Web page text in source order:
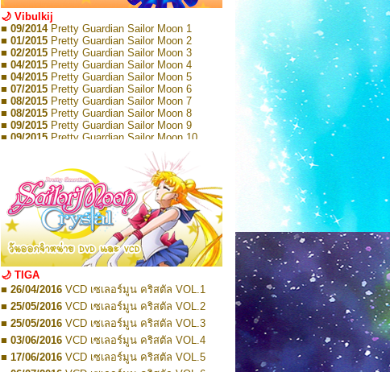
🌙 Vibulkij
■ 09/2014 Pretty Guardian Sailor Moon 1
■ 01/2015 Pretty Guardian Sailor Moon 2
■ 02/2015 Pretty Guardian Sailor Moon 3
■ 04/2015 Pretty Guardian Sailor Moon 4
■ 04/2015 Pretty Guardian Sailor Moon 5
■ 07/2015 Pretty Guardian Sailor Moon 6
■ 08/2015 Pretty Guardian Sailor Moon 7
■ 08/2015 Pretty Guardian Sailor Moon 8
■ 09/2015 Pretty Guardian Sailor Moon 9
■ 09/2015 Pretty Guardian Sailor Moon 10
Pretty Guardian Sailor Moon 11
Pretty Guardian Sailor Moon 12
Pretty Guardian Sailor Moon Short
Stories 1
■ 09/2018Pretty Guardian Sailor Moon Short
Stories 2
■ 01/2022Pretty Guardian Sailor Moon Eternal
Edition 1
■ 01/2022Pretty Guardian Sailor Moon Eternal
Edition 2
■ 03/2022Pretty Guardian Sailor Moon Eternal
Edition 3
■ 03/2022Pretty Guardian Sailor Moon Eternal
Edition 4
■ 07/2022Pretty Guardian Sailor Moon Eternal
Edition 5
■ 07/2022Pretty Guardian Sailor Moon Eternal
Edition 6
Pretty Guardian Sailor Moon Eternal
🌙 TIGA
■ 26/04/2016 VCD เซเลอร์มูน คริสตัล VOL.1
■ 25/05/2016 VCD เซเลอร์มูน คริสตัล VOL.2
■ 25/05/2016 VCD เซเลอร์มูน คริสตัล VOL.3
■ 03/06/2016 VCD เซเลอร์มูน คริสตัล VOL.4
■ 17/06/2016 VCD เซเลอร์มูน คริสตัล VOL.5